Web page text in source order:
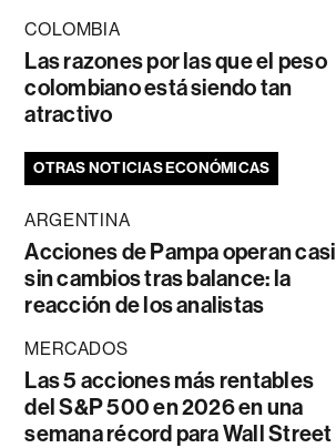
COLOMBIA
Las razones por las que el peso
colombiano está siendo tan
atractivo
OTRAS NOTICIAS ECONÓMICAS
ARGENTINA
Acciones de Pampa operan casi
sin cambios tras balance: la
reacción de los analistas
MERCADOS
Las 5 acciones más rentables
del S&P 500 en 2026 en una
semana récord para Wall Street